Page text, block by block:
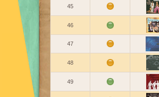
45
46
47
48
49